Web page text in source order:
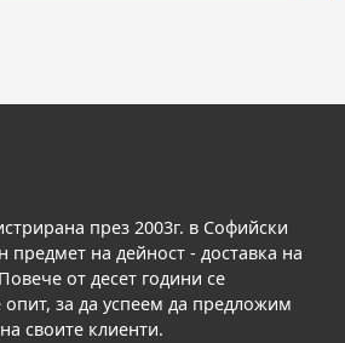
през 2003г. в Софийски
предмет на дейност - доставка на
от десет години се
за да успеем да предложим
своите клиенти.